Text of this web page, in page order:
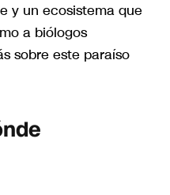
y un ecosistema que
a biólogos
sobre este paraíso